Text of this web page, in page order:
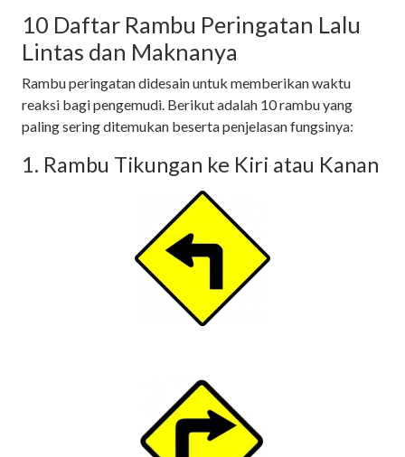
10 Daftar Rambu Peringatan Lalu
Lintas dan Maknanya
Rambu peringatan didesain untuk memberikan waktu
reaksi bagi pengemudi. Berikut adalah 10 rambu yang
paling sering ditemukan beserta penjelasan fungsinya:
1. Rambu Tikungan ke Kiri atau Kanan